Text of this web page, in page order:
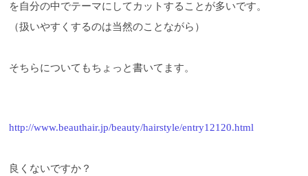
を自分の中でテーマにしてカットすることが多いです。
（扱いやすくするのは当然のことながら）
そちらについてもちょっと書いてます。
http://www.beauthair.jp/beauty/hairstyle/entry12120.html
良くないですか？